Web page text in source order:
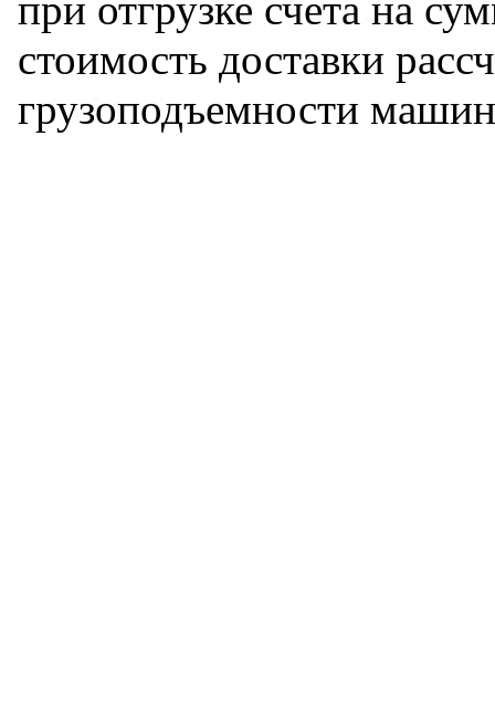
стоимость доставки
грузоподъемности